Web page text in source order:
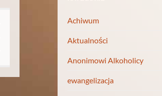
Achiwum
Aktualności
Anonimowi Alkoholicy
ewangelizacja